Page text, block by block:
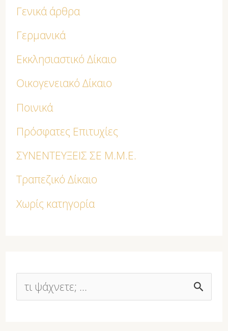
Γενικά άρθρα
Γερμανικά
Εκκλησιαστικό Δίκαιο
Οικογενειακό Δίκαιο
Ποινικά
Πρόσφατες Επιτυχίες
ΣΥΝΕΝΤΕΥΞΕΙΣ ΣΕ Μ.Μ.Ε.
Τραπεζικό Δίκαιο
Χωρίς κατηγορία